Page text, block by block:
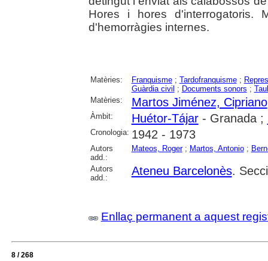
Hores i hores d'interrogatoris.
d'hemorràgies internes.
Matèries: Franquisme; Tardofranquisme;
Guàrdia civil ; Documents sonors ;
Matèries:
Martos Jiménez, Cipriano
Àmbit: Huétor-Tájar- Granada ;
Cronologia: 1942 - 1973
Autors
add.:
Mateos, Roger; Martos, Antonio;
Autors
add.:
Ateneu Barcelonès.
Enllaç permanent a aquest
8 / 268